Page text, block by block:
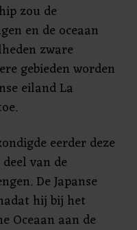
zou de
en de oceaan
zware
gebieden worden
eiland La
eerder deze
van de
De Japanse
hij bij het
Oceaan aan de